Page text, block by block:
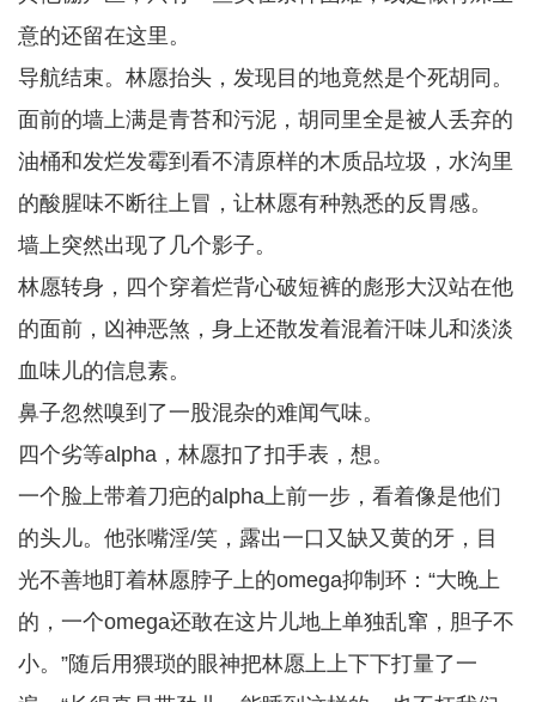
意的还留在这里。
导航结束。林愿抬头，发现目的地竟然是个死胡同。
面前的墙上满是青苔和污泥，胡同里全是被人丢弃的
油桶和发烂发霉到看不清原样的木质品垃圾，水沟里
的酸腥味不断往上冒，让林愿有种熟悉的反胃感。
墙上突然出现了几个影子。
林愿转身，四个穿着烂背心破短裤的彪形大汉站在他
的面前，凶神恶煞，身上还散发着混着汗味儿和淡淡
血味儿的信息素。
鼻子忽然嗅到了一股混杂的难闻气味。
四个劣等alpha，林愿扣了扣手表，想。
一个脸上带着刀疤的alpha上前一步，看着像是他们
的头儿。他张嘴淫/笑，露出一口又缺又黄的牙，目
光不善地盯着林愿脖子上的omega抑制环：“大晚上
的，一个omega还敢在这片儿地上单独乱窜，胆子不
小。”随后用猥琐的眼神把林愿上上下下打量了一